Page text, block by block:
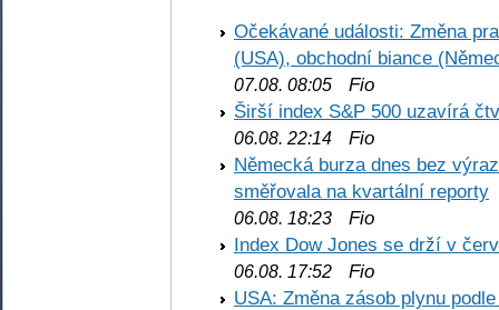
Očekávané události: Změna
(USA), obchodní biance
07.08. 08:05 Fio
Širší index S&P 500 uzavírá
06.08. 22:14 Fio
Německá burza dnes bez
směřovala na kvartální reporty
06.08. 18:23 Fio
Index Dow Jones se drží v
06.08. 17:52 Fio
USA: Změna zásob plynu